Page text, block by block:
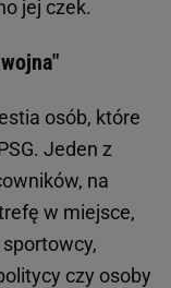
jej czek.
osób, które
Jeden z
na
w miejsce,
czy osoby